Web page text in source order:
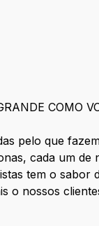
COMO
pelo que
cada um
tem o
o nossos